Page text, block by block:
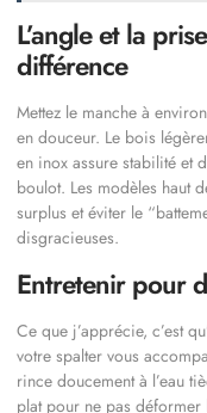
L’angle et la
différence
Mettez le manche à
en douceur. Le bois
en inox assure stabilité et
boulot. Les modèles haut
surplus et éviter le
disgracieuses.
Entretenir pour
Ce que j’apprécie, c’est
votre spalter vous
rince doucement à l’eau
plat pour ne pas